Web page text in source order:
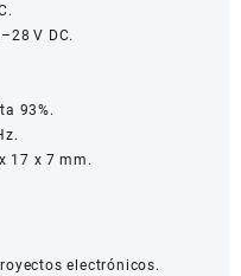
V DC.
93%.
17 x 7 mm.
electrónicos.